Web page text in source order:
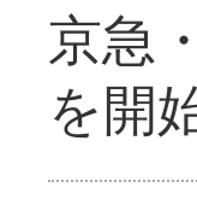
京急
を開